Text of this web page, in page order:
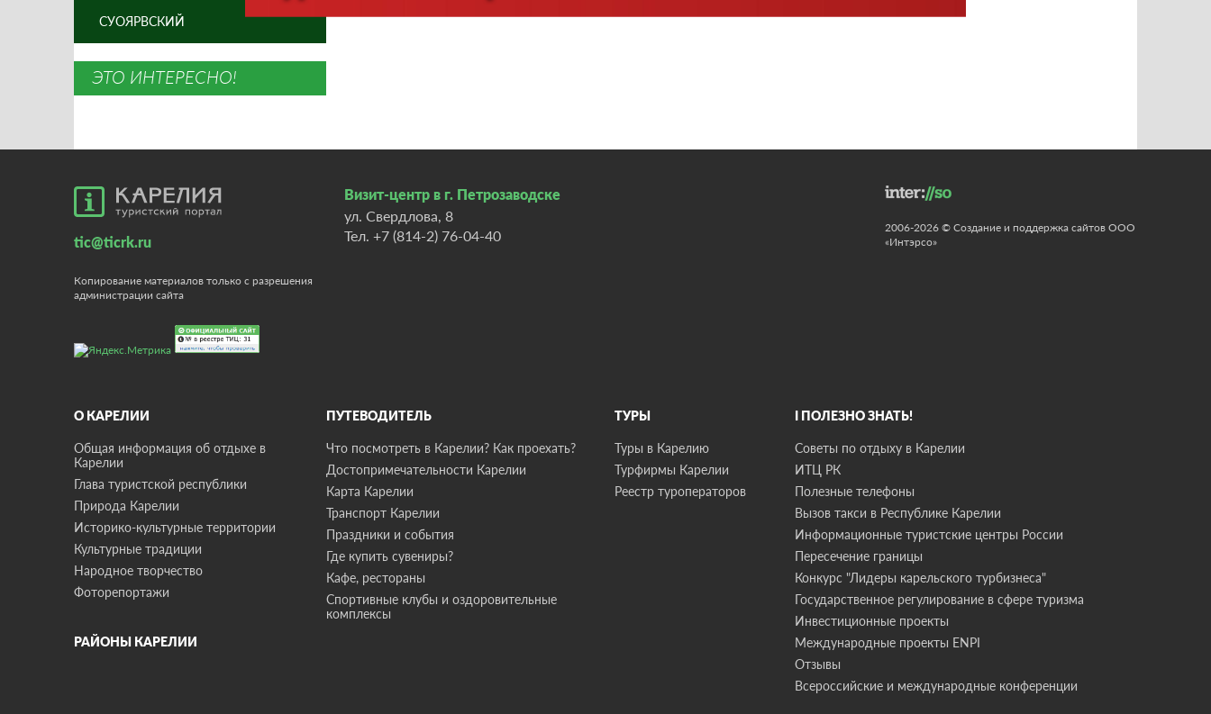
СУОЯРВСКИЙ
ЭТО ИНТЕРЕСНО!
tic@ticrk.ru
Копирование материалов только с разрешения
администрации сайта
Визит-центр в г. Петрозаводске
ул. Свердлова, 8
Тел. +7 (814-2) 76-04-40
2006-2026 © Создание и поддержка сайтов ООО
«Интэрсо»
О КАРЕЛИИ
Общая информация об отдыхе в
Карелии
Глава туристской республики
Природа Карелии
Историко-культурные территории
Культурные традиции
Народное творчество
Фоторепортажи
РАЙОНЫ КАРЕЛИИ
ПУТЕВОДИТЕЛЬ
Что посмотреть в Карелии? Как проехать?
Достопримечательности Карелии
Карта Карелии
Транспорт Карелии
Праздники и события
Где купить сувениры?
Кафе, рестораны
Спортивные клубы и оздоровительные
комплексы
ТУРЫ
Туры в Карелию
Турфирмы Карелии
Реестр туроператоров
I ПОЛЕЗНО ЗНАТЬ!
Советы по отдыху в Карелии
ИТЦ РК
Полезные телефоны
Вызов такси в Республике Карелии
Информационные туристские центры России
Пересечение границы
Конкурс "Лидеры карельского турбизнеса"
Государственное регулирование в сфере туризма
Инвестиционные проекты
Международные проекты ENPI
Отзывы
Всероссийские и международные конференции